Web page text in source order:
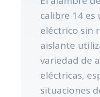
calibre 14
eléctrico sin
aislante
variedad de
eléctricas,
situaciones